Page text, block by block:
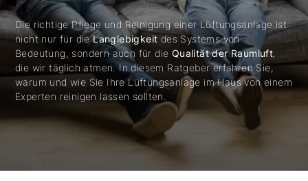
Die richtige Pflege und Reinigung einer Lüftungsanlage ist
nicht nur für dieLanglebigkeit des Systems von
Bedeutung, sondern auch für die Qualität der Raumluft,
die wir täglich atmen. In diesem Ratgeber erfahren Sie,
warum und wie Sie Ihre Lüftungsanlage im Haus von einem
Experten reinigen lassen sollten.